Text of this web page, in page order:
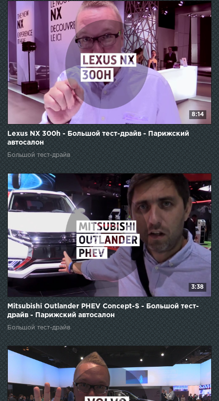
8:14
Lexus NX 300h - Большой тест-драйв - Парижский
автосалон
Большой тест-драйв
3:38
Mitsubishi Outlander PHEV Concept-S - Большой тест-
драйв - Парижский автосалон
Большой тест-драйв